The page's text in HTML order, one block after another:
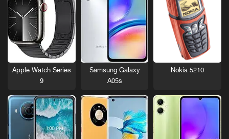
Nokia 5210
Samsung Galaxy
A05s
Apple Watch Series
9